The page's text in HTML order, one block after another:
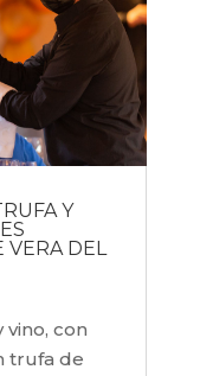
Y
VERA DEL
vino, con
trufa de